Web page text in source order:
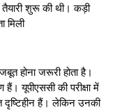
शुरू की थी। कड़ी
मिली
होना जरूरी होता है।
हैं। यूपीएससी की परीक्षा में
दृष्टिहीन हैं। लेकिन उनकी